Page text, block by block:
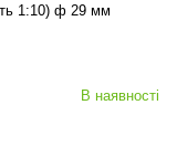
1:10) ф 29 мм
В наявності